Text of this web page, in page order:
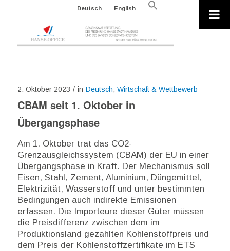
Deutsch English
Search
2. Oktober 2023 / in Deutsch, Wirtschaft & Wettbewerb
CBAM seit 1. Oktober in
Übergangsphase
Am 1. Oktober trat das CO2-
Grenzausgleichssystem (CBAM) der EU in einer
Übergangsphase in Kraft. Der Mechanismus soll
Eisen, Stahl, Zement, Aluminium, Düngemittel,
Elektrizität, Wasserstoff und unter bestimmten
Bedingungen auch indirekte Emissionen
erfassen. Die Importeure dieser Güter müssen
die Preisdifferenz zwischen dem im
Produktionsland gezahlten Kohlenstoffpreis und
dem Preis der Kohlenstoffzertifikate im ETS